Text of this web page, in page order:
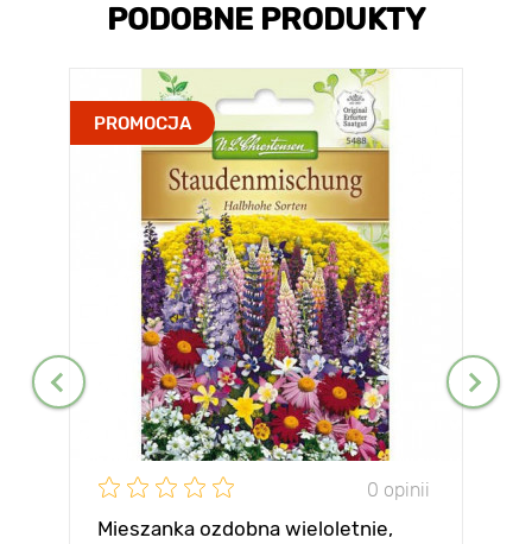
PODOBNE PRODUKTY
PROMOCJA
0 opinii
Mieszanka ozdobna wieloletnie,